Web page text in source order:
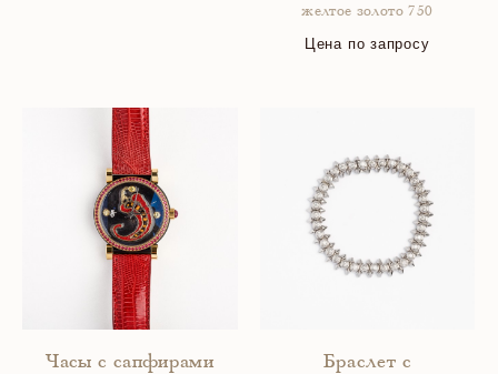
желтое золото 750
Цена по запросу
Часы с сапфирами
Браслет с